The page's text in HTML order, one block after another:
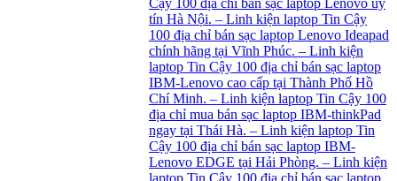
Cậy 100 địa chỉ bán sạc laptop Lenovo uy
tín Hà Nội. – Linh kiện laptop Tin Cậy
100 địa chỉ bán sạc laptop Lenovo Ideapad
chính hãng tại Vĩnh Phúc. – Linh kiện
laptop Tin Cậy 100 địa chỉ bán sạc laptop
IBM-Lenovo cao cấp tại Thành Phố Hồ
Chí Minh. – Linh kiện laptop Tin Cậy 100
địa chỉ mua bán sạc laptop IBM-thinkPad
ngay tại Thái Hà. – Linh kiện laptop Tin
Cậy 100 địa chỉ bán sạc laptop IBM-
Lenovo EDGE tại Hải Phòng. – Linh kiện
laptop Tin Cậy 100 địa chỉ bán sạc laptop